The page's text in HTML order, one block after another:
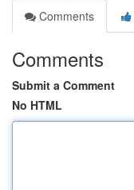
Comments
Comments
Submit a Comment
No HTML